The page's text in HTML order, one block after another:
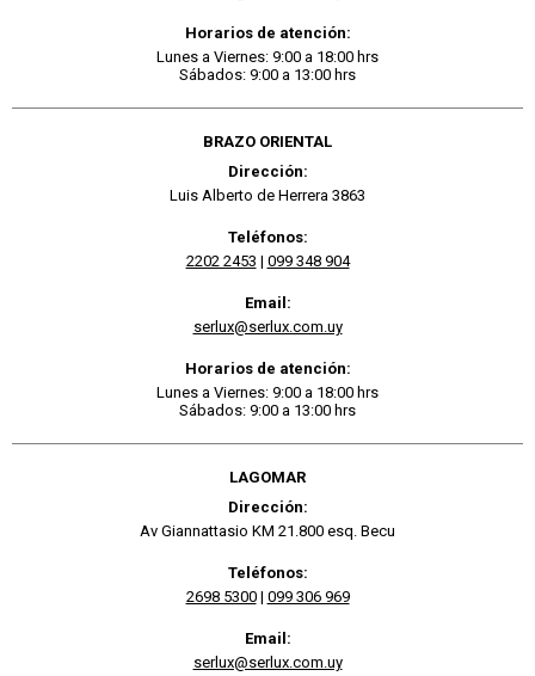
Horarios de atención:
Lunes a Viernes: 9:00 a 18:00 hrs
Sábados: 9:00 a 13:00 hrs
BRAZO ORIENTAL
Dirección:
Luis Alberto de Herrera 3863
Teléfonos:
2202 2453 | 099 348 904
Email:
serlux@serlux.com.uy
Horarios de atención:
Lunes a Viernes: 9:00 a 18:00 hrs
Sábados: 9:00 a 13:00 hrs
LAGOMAR
Dirección:
Av Giannattasio KM 21.800 esq. Becu
Teléfonos:
2698 5300| 099 306 969
Email:
serlux@serlux.com.uy